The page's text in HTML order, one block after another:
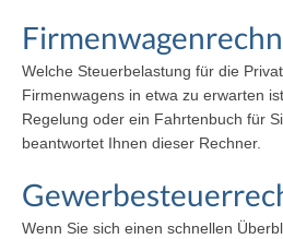
Welche Steuerbelastung für die
Firmenwagens in etwa zu erwarten
Regelung oder ein Fahrtenbuch für
beantwortet Ihnen dieser Rechner.
Wenn Sie sich einen schnellen